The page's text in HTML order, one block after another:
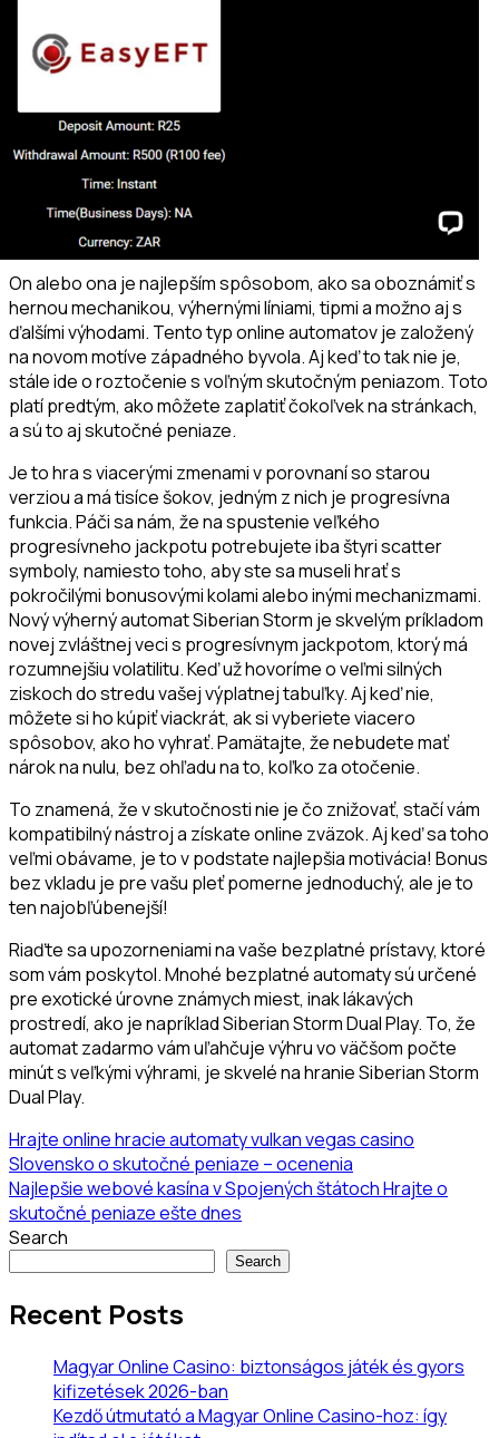
On alebo ona je najlepším spôsobom, ako sa oboznámiť s
hernou mechanikou, výhernými líniami, tipmi a možno aj s
ďalšími výhodami. Tento typ online automatov je založený
na novom motíve západného byvola. Aj keď to tak nie je,
stále ide o roztočenie s voľným skutočným peniazom. Toto
platí predtým, ako môžete zaplatiť čokoľvek na stránkach,
a sú to aj skutočné peniaze.
Je to hra s viacerými zmenami v porovnaní so starou
verziou a má tisíce šokov, jedným z nich je progresívna
funkcia. Páči sa nám, že na spustenie veľkého
progresívneho jackpotu potrebujete iba štyri scatter
symboly, namiesto toho, aby ste sa museli hrať s
pokročilými bonusovými kolami alebo inými mechanizmami.
Nový výherný automat Siberian Storm je skvelým príkladom
novej zvláštnej veci s progresívnym jackpotom, ktorý má
rozumnejšiu volatilitu. Keď už hovoríme o veľmi silných
ziskoch do stredu vašej výplatnej tabuľky. Aj keď nie,
môžete si ho kúpiť viackrát, ak si vyberiete viacero
spôsobov, ako ho vyhrať. Pamätajte, že nebudete mať
nárok na nulu, bez ohľadu na to, koľko za otočenie.
To znamená, že v skutočnosti nie je čo znižovať, stačí vám
kompatibilný nástroj a získate online zväzok. Aj keď sa toho
veľmi obávame, je to v podstate najlepšia motivácia! Bonus
bez vkladu je pre vašu pleť pomerne jednoduchý, ale je to
ten najobľúbenejší!
Riaďte sa upozorneniami na vaše bezplatné prístavy, ktoré
som vám poskytol. Mnohé bezplatné automaty sú určené
pre exotické úrovne známych miest, inak lákavých
prostredí, ako je napríklad Siberian Storm Dual Play. To, že
automat zadarmo vám uľahčuje výhru vo väčšom počte
minút s veľkými výhrami, je skvelé na hranie Siberian Storm
Dual Play.
Hrajte online hracie automaty vulkan vegas casino
Slovensko o skutočné peniaze – ocenenia
Najlepšie webové kasína v Spojených štátoch Hrajte o
skutočné peniaze ešte dnes
Search
Search
Recent Posts
Magyar Online Casino: biztonságos játék és gyors
kifizetések 2026-ban
Kezdő útmutató a Magyar Online Casino-hoz: így